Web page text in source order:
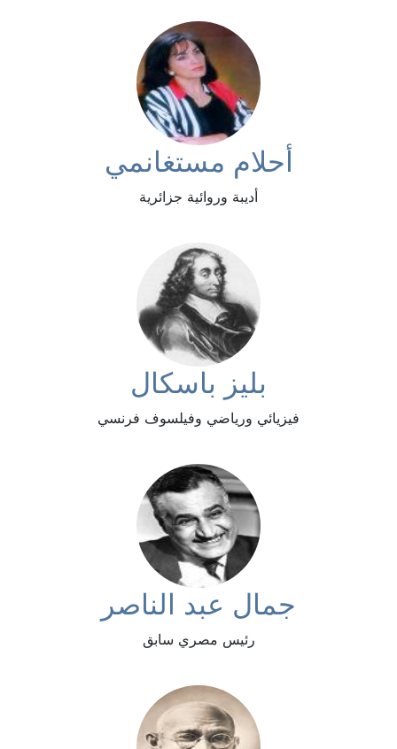
أحلام مستغانمي
أديبة وروائية جزائرية
بليز باسكال
فيزيائي ورياضي وفيلسوف فرنسي
جمال عبد الناصر
رئيس مصري سابق